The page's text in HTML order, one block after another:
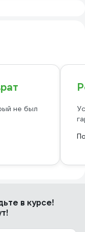
не был
в курсе!